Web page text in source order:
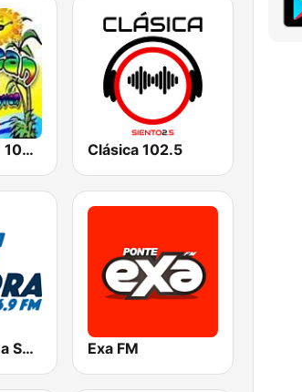
Caribean FM 105.1 Clásica 102.5
Radio Cadena Sonora Exa FM